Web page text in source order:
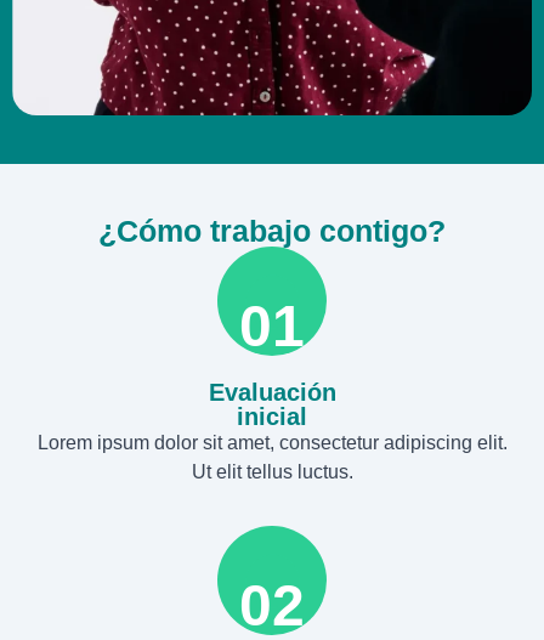
¿Cómo trabajo contigo?
01
Evaluación
inicial
Lorem ipsum dolor sit amet, consectetur adipiscing elit.
Ut elit tellus luctus.
02